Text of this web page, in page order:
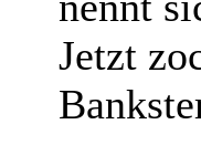
Jetzt